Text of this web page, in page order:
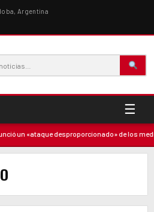
Argentina
☰
un «ataque desproporcionado» de los